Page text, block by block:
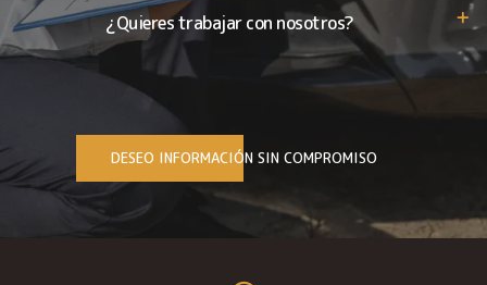
¿Quieres trabajar con nosotros?
DESEO INFORMACIÓN SIN COMPROMISO